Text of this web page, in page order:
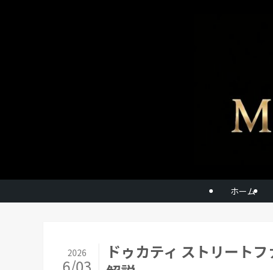
ホーム
ドゥカティ ストリート
2026